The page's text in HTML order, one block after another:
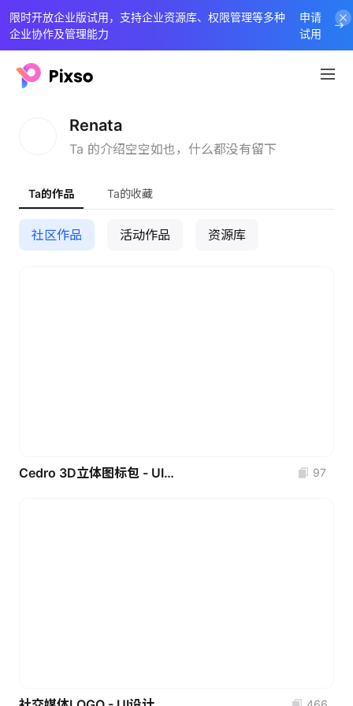
限时开放企业版试用，支持企业资源库、权限管理等多种
企业协作及管理能力
申请
试用
Renata
Ta 的介绍空空如也，什么都没有留下
Ta的作品 Ta的收藏
社区作品 活动作品 资源库
Cedro 3D立体图标包 - UI设计素材 97